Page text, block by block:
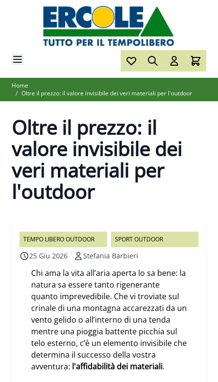
Salta al contenuto
Home
/ Oltre il prezzo: il valore invisibile dei veri materiali per l'outdoor
Oltre il prezzo: il
valore invisibile dei
veri materiali per
l'outdoor
TEMPO LIBERO OUTDOOR SPORT OUTDOOR
25 Giu 2026 Stefania Barbieri
Chi ama la vita all’aria aperta lo sa bene: la
natura sa essere tanto rigenerante
quanto imprevedibile. Che vi troviate sul
crinale di una montagna accarezzati da un
vento gelido o all’interno di una tenda
mentre una pioggia battente picchia sul
telo esterno, c’è un elemento invisibile che
determina il successo della vostra
avventura: l'affidabilità dei materiali.